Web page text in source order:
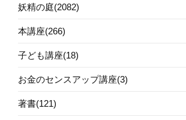
妖精の庭(2082)
本講座(266)
子ども講座(18)
お金のセンスアップ講座(3)
著書(121)